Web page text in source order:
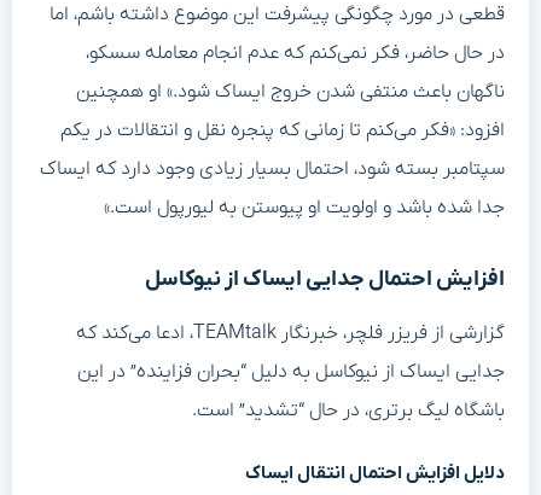
قطعی در مورد چگونگی پیشرفت این موضوع داشته باشم، اما
در حال حاضر، فکر نمی‌کنم که عدم انجام معامله سسکو،
ناگهان باعث منتفی شدن خروج ایساک شود.» او همچنین
افزود: «فکر می‌کنم تا زمانی که پنجره نقل و انتقالات در یکم
سپتامبر بسته شود، احتمال بسیار زیادی وجود دارد که ایساک
جدا شده باشد و اولویت او پیوستن به لیورپول است.»
افزایش احتمال جدایی ایساک از نیوکاسل
گزارشی از فریزر فلچر، خبرنگار TEAMtalk، ادعا می‌کند که
جدایی ایساک از نیوکاسل به دلیل “بحران فزاینده” در این
باشگاه لیگ برتری، در حال “تشدید” است.
دلایل افزایش احتمال انتقال ایساک